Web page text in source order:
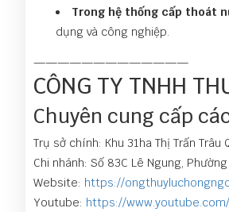
Trong hệ thống cấp thoát
dụng và công nghiệp.
—————————————
CÔNG TY TNHH
Chuyên cung cấp
Trụ sở chính: Khu 31ha Thị Trấn Trâu
Chi nhánh: Số 83C Lê Ngung,
Website: https://
Youtube: https://